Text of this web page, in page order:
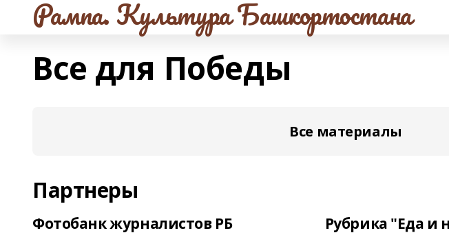
Рампа. Культура Башкортостана
Все для Победы
Все материалы
Партнеры
Фотобанк журналистов РБ Рубрика "Еда и